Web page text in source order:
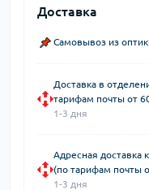
Доставка
Самовывоз из
Доставка в
тарифам почты от
1-3 дня
Адресная доставка
(по тарифам почты
1-3 дня